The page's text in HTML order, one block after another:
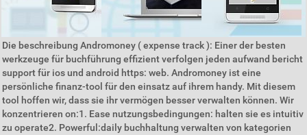
Die beschreibung Andromoney ( expense track ): Einer der besten
werkzeuge für buchführung effizient verfolgen jeden aufwand bericht
support für ios und android https: web. Andromoney ist eine
persönliche finanz-tool für den einsatz auf ihrem handy. Mit diesem
tool hoffen wir, dass sie ihr vermögen besser verwalten können. Wir
konzentrieren on:1. Ease nutzungsbedingungen: halten sie es intuitiv
zu operate2. Powerful:daily buchhaltung verwalten von kategorien